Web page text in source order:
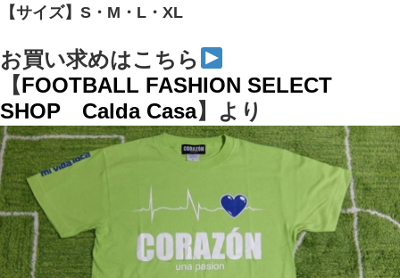
【サイズ】S・M・L・XL
お買い求めはこちら
【FOOTBALL FASHION SELECT
SHOP Calda Casa】より